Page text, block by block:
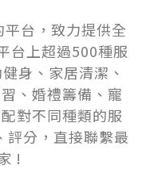
台，致力提供全
台上超過500種服
身、家居清潔、
、婚禮籌備、寵
對不同種類的服
評分，直接聯繫最
!